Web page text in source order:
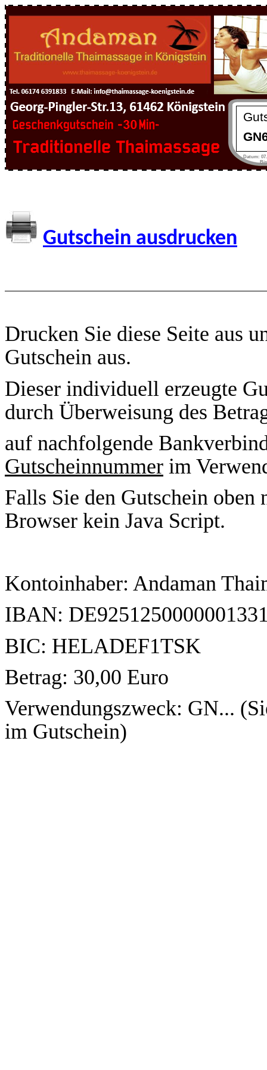
GN
Datum:
Bis 1
Gutschein ausdrucken
Drucken Sie diese Seite aus
Gutschein aus.
Dieser individuell erzeugte
durch Überweisung des
auf nachfolgende
Gutscheinnummer im
Falls Sie den Gutschein oben
Browser kein Java Script.
Kontoinhaber: Andaman
IBAN:
BIC: HELADEF1TSK
Betrag: 30,00 Euro
Verwendungszweck: GN...
im Gutschein)